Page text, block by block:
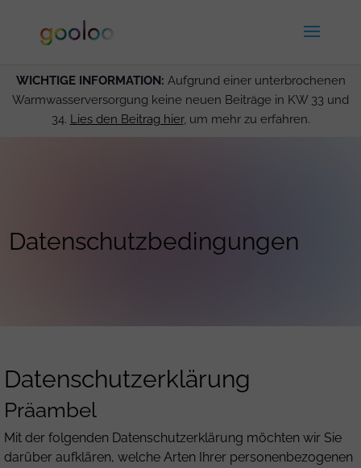
WICHTIGE INFORMATION: Aufgrund einer unterbrochenen
Warmwasserversorgung keine neuen Beiträge in KW 33 und
34. Lies den Beitrag hier, um mehr zu erfahren.
Datenschutzbedingungen
Datenschutzerklärung
Präambel
Mit der folgenden Datenschutzerklärung möchten wir Sie
darüber aufklären, welche Arten Ihrer personenbezogenen